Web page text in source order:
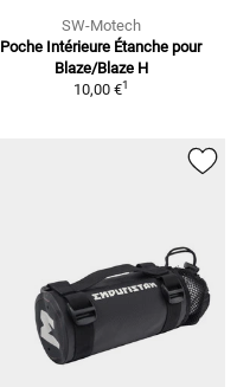
SW-Motech
Poche Intérieure Étanche pour
Blaze/Blaze H
10,00 €1